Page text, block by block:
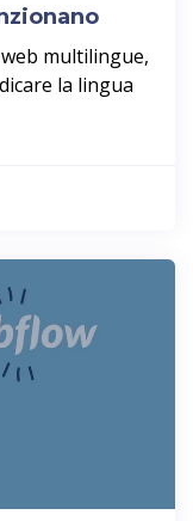
multilingue,
la lingua